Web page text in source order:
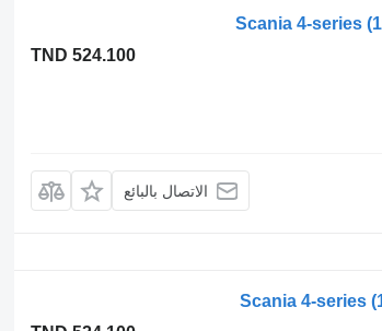
TND 524.100
الاتصال بالبائع